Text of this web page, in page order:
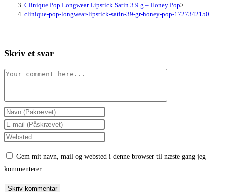
Clinique Pop Longwear Lipstick Satin 3.9 g – Honey Pop>
clinique-pop-longwear-lipstick-satin-39-gr-honey-pop-1727342150
Skriv et svar
Comment
Enter
your
name
comment
Enter
your
comment
Enter
(optional)
Gem mit navn, mail og websted i denne browser til næste gang jeg
kommenterer.